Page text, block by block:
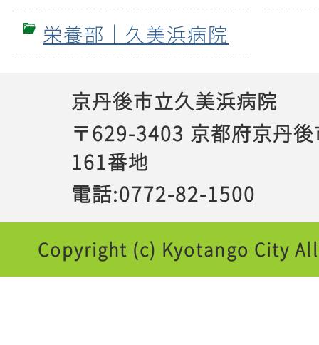
栄養部｜久美浜病院
京丹後市立久美浜病院
〒629-3403 京都府京丹
161番地
電話:0772-82-1500
Copyright (c) Kyotango City